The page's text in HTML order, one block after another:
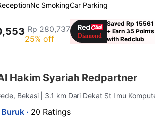
No SmokingCar Parking
Rp 280,737
25% off
Saved Rp 15561
+ Earn 35 Points
with Redclub
Hakim Syariah Redpartner
Bekasi | 3.1 km Dari Dekat St Ilmu
Buruk · 20 Ratings